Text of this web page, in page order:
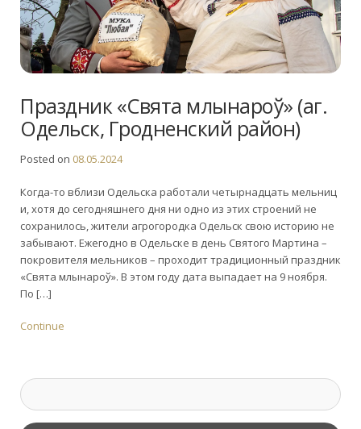
Праздник «Свята млынароў» (аг.
Одельск, Гродненский район)
Posted on 08.05.2024
Когда-то вблизи Одельска работали четырнадцать мельниц
и, хотя до сегодняшнего дня ни одно из этих строений не
сохранилось, жители агрогородка Одельск свою историю не
забывают. Ежегодно в Одельске в день Святого Мартина –
покровителя мельников – проходит традиционный праздник
«Свята млынароў». В этом году дата выпадает на 9 ноября.
По […]
Continue